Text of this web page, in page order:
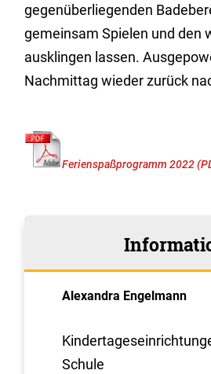
gegenüberliegenden
gemeinsam Spielen und den
ausklingen lassen.
Nachmittag wieder zurück
Ferienspaßprogramm 2022
Alexandra Engelmann
Schule